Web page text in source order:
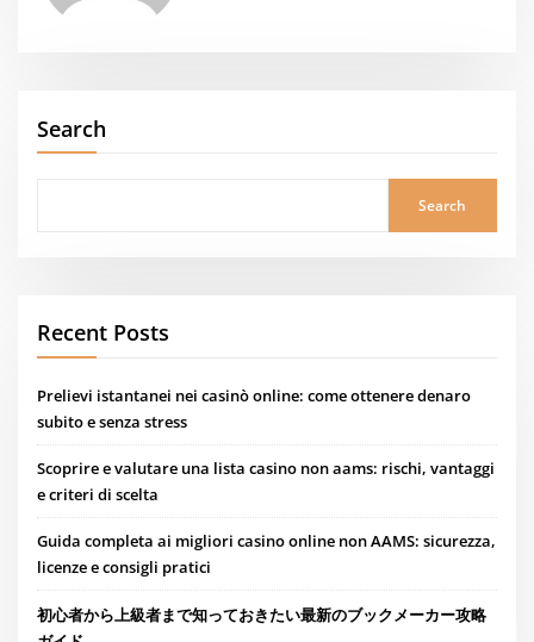
Search
Search
Recent Posts
Prelievi istantanei nei casinò online: come ottenere denaro
subito e senza stress
Scoprire e valutare una lista casino non aams: rischi, vantaggi
e criteri di scelta
Guida completa ai migliori casino online non AAMS: sicurezza,
licenze e consigli pratici
初心者から上級者まで知っておきたい最新のブックメーカー攻略